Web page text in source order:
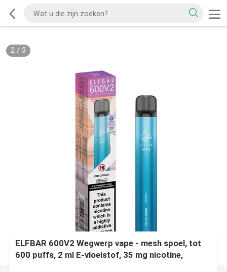
2/ 3
ELFBAR 600V2 Wegwerp vape - mesh spoel, tot
600 puffs, 2 ml E-vloeistof, 35 mg nicotine,